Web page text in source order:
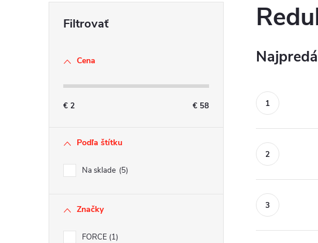
Cena
€ 2 € 58
Podľa štítku
Na sklade 5
Značky
FORCE 1